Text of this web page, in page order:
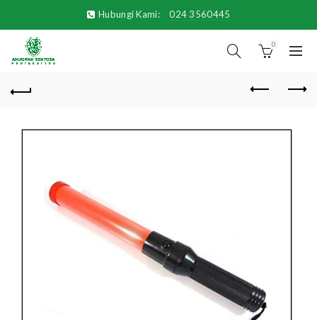
Hubungi Kami: 024 3560445
0